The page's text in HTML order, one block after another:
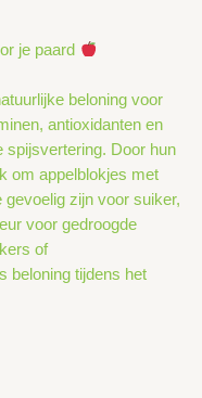
je paard
beloning voor
antioxidanten en
spijsvertering. Door hun
om appelblokjes met
gevoelig zijn voor suiker,
voor gedroogde
of
beloning tijdens het